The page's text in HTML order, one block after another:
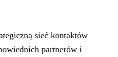
sieć kontaktów –
partnerów i